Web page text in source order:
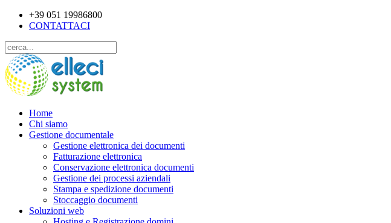
+39 051 19986800
CONTATTACI
Home
Chi siamo
Gestione documentale
Gestione elettronica dei documenti
Fatturazione elettronica
Conservazione elettronica documenti
Gestione dei processi aziendali
Stampa e spedizione documenti
Stoccaggio documenti
Soluzioni web